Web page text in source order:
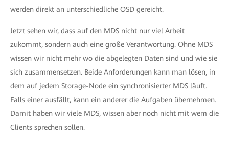
werden direkt an unterschiedliche OSD gereicht.
Jetzt sehen wir, dass auf den MDS nicht nur viel Arbeit
zukommt, sondern auch eine große Verantwortung. Ohne MDS
wissen wir nicht mehr wo die abgelegten Daten sind und wie sie
sich zusammensetzen. Beide Anforderungen kann man lösen, in
dem auf jedem Storage-Node ein synchronisierter MDS läuft.
Falls einer ausfällt, kann ein anderer die Aufgaben übernehmen.
Damit haben wir viele MDS, wissen aber noch nicht mit wem die
Clients sprechen sollen.